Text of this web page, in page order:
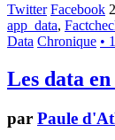
Twitter Facebook
app_data,
Data Chronique •
Les data
par Paule